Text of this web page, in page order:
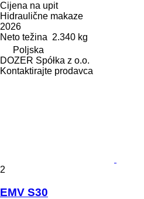
Cijena na upit
Hidraulične makaze
2026
Neto težina 2.340 kg
Poljska
DOZER Spółka z o.o.
Kontaktirajte prodavca
2
EMV S30